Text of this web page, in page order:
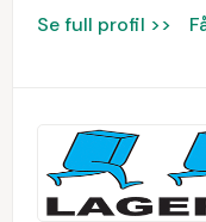
Se full profil >>